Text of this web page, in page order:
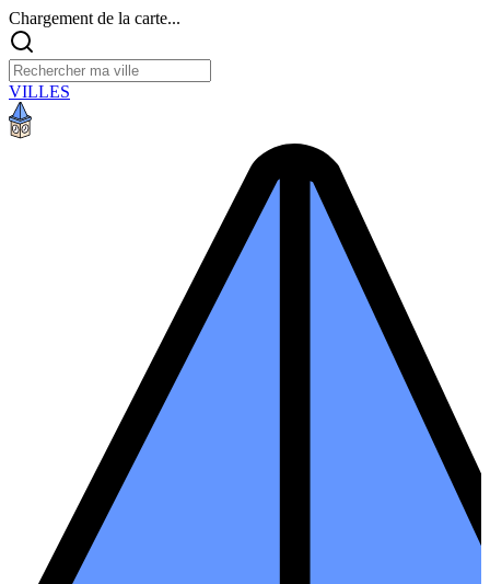
Chargement de la carte...
VILLES